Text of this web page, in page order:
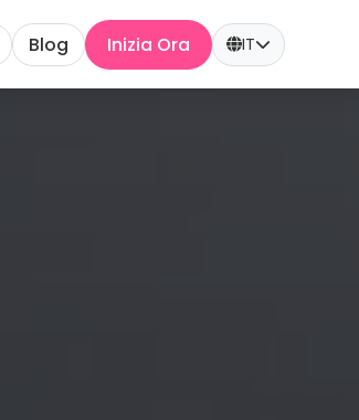
Blog Inizia Ora IT